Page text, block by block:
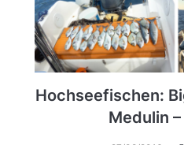
Hochseefischen:
Medulin